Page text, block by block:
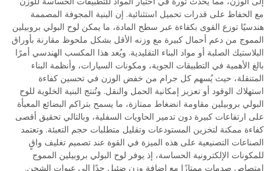
مع الحفاظ على قدرات تحميل استثنائية. إن البنية المجوفة المصممة
هندسيًا توزع القوى بكفاءة عبر سطح المادة، ما يمكن لوح البولي بروبيلين
المموج من دعم أحمال كبيرة مع وزنه الأقل بشكل ملحوظ مقارنة بأوراق
البلاستيك الصلبة أو مواد البناء التقليدية. ويُعد هذا المكسب الهندسي أمرًا
بالغ الأهمية في التطبيقات الجوية، ومكونات السيارات، وأنظمة البناء
المتنقلة، حيث يُسهم كل جرام من خفض الوزن في تحسين كفاءة
استهلاك الوقود أو تعزيز إمكانية الحمل والنقل. وتُنتج البنية الخلوية للوح
البولي بروبيلين مقاومة انضغاط ممتازة، ما يسمح بتراكم البضائع المعبأة
على ارتفاعات كبيرة دون تدمير الحاويات السفلية، وبالتالي تحقيق أقصى
كفاءة ممكنة لتخزين المستودعات وتقليل متطلبات حجم التعبئة. وتعتمد
الصناعات التصنيعية على هذه الميزة في القوة عند تصميم تغليف واقٍ
للمكونات الإلكترونية الحساسة، إذ يوفر لوح البولي بروبيلين المموج
امتصاص صدمات ممتازًا مع إضافة وزن ضئيل جدًا إلى عبوات الشحن.